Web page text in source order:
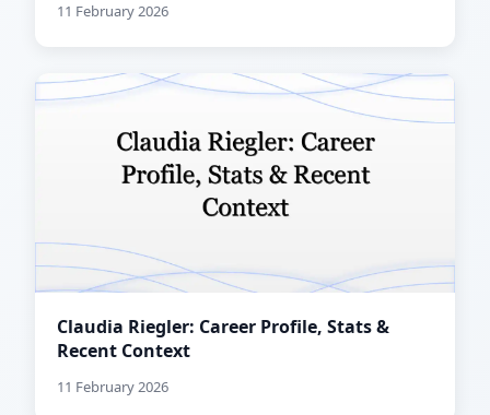
11 February 2026
Claudia Riegler: Career Profile, Stats &
Recent Context
11 February 2026